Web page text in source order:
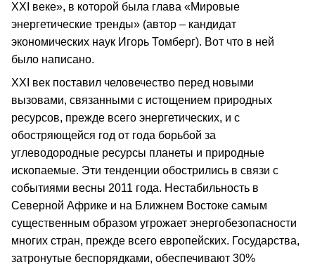
XXI веке», в которой была глава «Мировые
энергетические тренды» (автор – кандидат
экономических наук Игорь Томберг). Вот что в ней
было написано.
XXI век поставил человечество перед новыми
вызовами, связанными с истощением природных
ресурсов, прежде всего энергетических, и с
обостряющейся год от года борьбой за
углеводородные ресурсы планеты и природные
ископаемые. Эти тенденции обострились в связи с
событиями весны 2011 года. Нестабильность в
Северной Африке и на Ближнем Востоке самым
существенным образом угрожает энергобезопасности
многих стран, прежде всего европейских. Государства,
затронутые беспорядками, обеспечивают 30%